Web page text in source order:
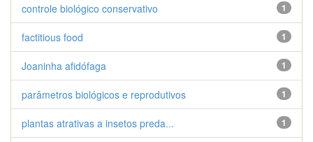
1
controle biológico conservativo
1
factitious food
1
Joaninha afidófaga
1
parâmetros biológicos e reprodutivos
1
plantas atrativas a insetos preda...